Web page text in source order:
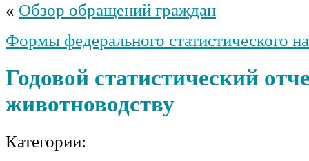
« Обзор обращений граждан
Формы федерального статистического
Годовой статистический
животноводству
Категории: